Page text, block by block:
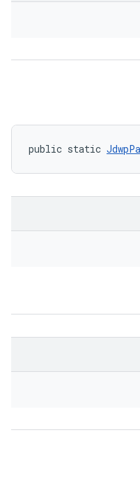
public static